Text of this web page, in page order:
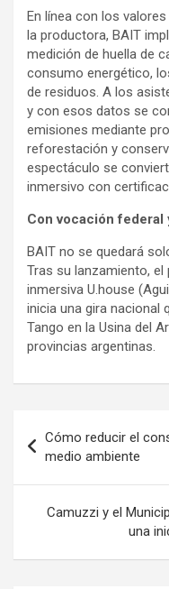
En línea con los
la productora, BAIT
medición de huella de
consumo energético,
de residuos. A los
y con esos datos se
emisiones mediante
reforestación y
espectáculo se
inmersivo con
Con vocación
BAIT no se quedará
Tras su lanzamiento, el
inmersiva U.house
inicia una gira nacional
Tango en la Usina del
provincias argentinas.
de
entradas
Cómo reducir el
medio ambiente
Camuzzi y el
una